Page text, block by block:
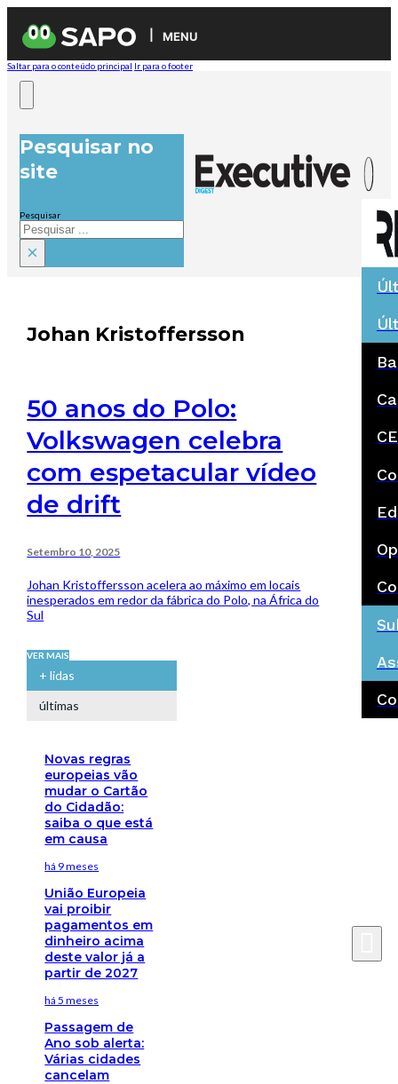
MENU
Saltar para o conteúdo principal Ir para o footer
Pesquisar no
site
Pesquisar
×
Johan Kristoffersson
50 anos do Polo:
Volkswagen celebra
com espetacular vídeo
de drift
Setembro 10, 2025
Johan Kristoffersson acelera ao máximo em locais
inesperados em redor da fábrica do Polo, na África do
Sul
VER MAIS
+ lidas
últimas
Novas regras
europeias vão
mudar o Cartão
do Cidadão:
saiba o que está
em causa
há 9 meses
União Europeia
vai proibir
pagamentos em
dinheiro acima
deste valor já a
partir de 2027
há 5 meses
Passagem de
Ano sob alerta:
Várias cidades
cancelam